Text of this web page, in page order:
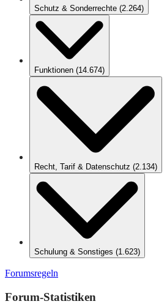
Schutz & Sonderrechte (2.264)
Funktionen (14.674)
Recht, Tarif & Datenschutz (2.134)
Schulung & Sonstiges (1.623)
Forumsregeln
Forum-Statistiken